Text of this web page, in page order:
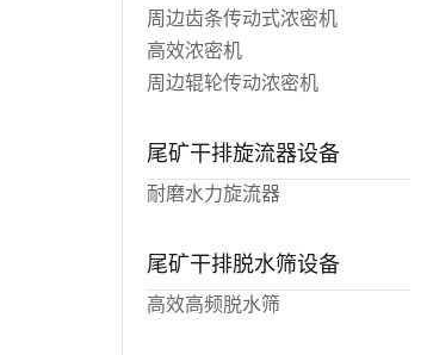
周边齿条传动式浓密机
高效浓密机
周边辊轮传动浓密机
尾矿干排旋流器设备
耐磨水力旋流器
尾矿干排脱水筛设备
高效高频脱水筛